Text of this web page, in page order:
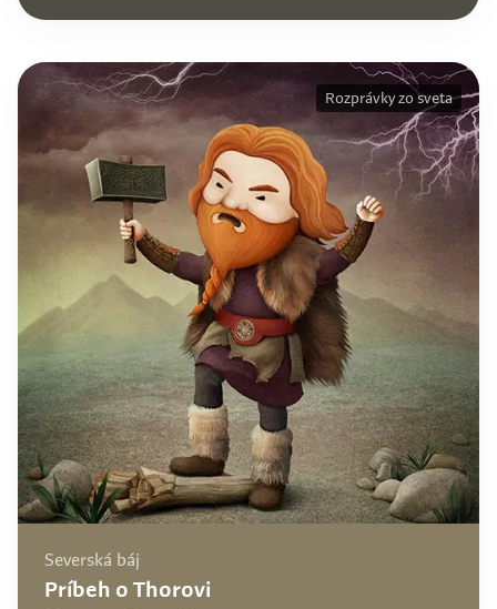
Severská báj
Príbeh o Thorovi
Rozprávky zo sveta